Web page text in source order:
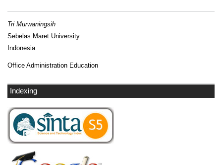
Tri Murwaningsih
Sebelas Maret University
Indonesia
Office Administration Education
Indexing